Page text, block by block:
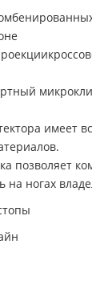
имеет
позволяет
на ногах